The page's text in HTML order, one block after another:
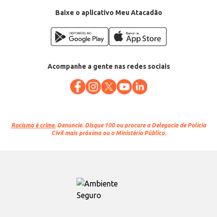
Baixe o aplicativo Meu Atacadão
Acompanhe a gente nas redes sociais
Racismo é crime. Denuncie. Disque 100 ou procure a Delegacia de Polícia
Civil mais próxima ou o Ministério Público.